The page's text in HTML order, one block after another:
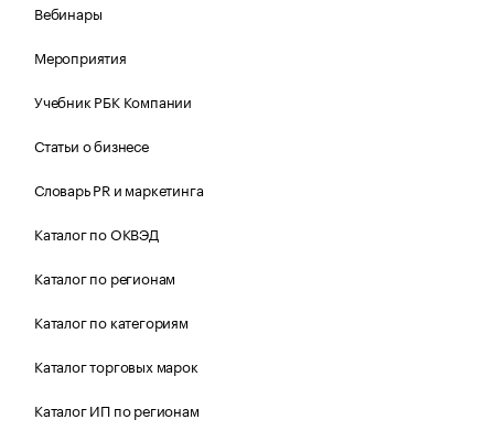
Вебинары
Мероприятия
Учебник РБК Компании
Статьи о бизнесе
Словарь PR и маркетинга
Каталог по ОКВЭД
Каталог по регионам
Каталог по категориям
Каталог торговых марок
Каталог ИП по регионам